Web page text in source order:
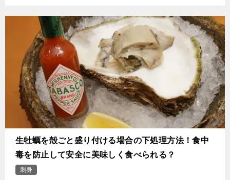
生牡蠣を殻ごと盛り付ける場合の下処理方法！食中
毒を防止して安全に美味しく食べられる？
刺身